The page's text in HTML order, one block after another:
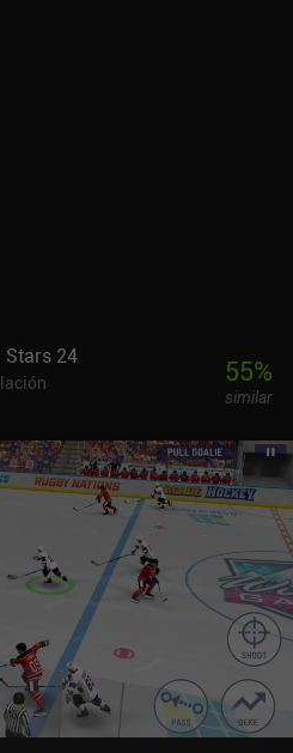
principal inconveniente es que, en
con rivales de mayor
no tiene monetización por el
centra puramente en cosméticos
una gran experiencia
busque un juego de acción
Stars 24 55%
similar